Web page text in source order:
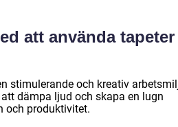
att använda
stimulerande och kreativ
dämpa ljud och skapa en lugn
och produktivitet.